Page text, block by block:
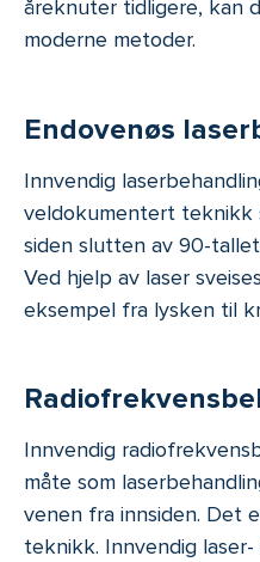
åreknuter tidligere, kan
moderne metoder.
Endovenøs
Innvendig
veldokumentert
siden slutten av 90-
Ved hjelp av laser
eksempel fra lysken til
Innvendig
måte som
venen fra innsiden. Det
teknikk. Innvendig laser-